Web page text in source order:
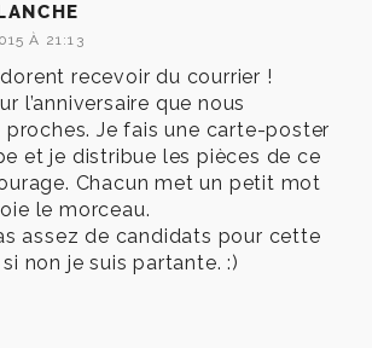
À 21:13
recevoir du courrier !
l’anniversaire que nous
Je fais une carte-poster
et je distribue les pièces de ce
Chacun met un petit mot
le morceau.
assez de candidats pour cette
non je suis partante. :)